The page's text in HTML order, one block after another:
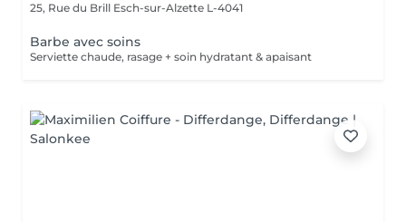
25, Rue du Brill Esch-sur-Alzette L-4041
Barbe avec soins
Serviette chaude, rasage + soin hydratant & apaisant